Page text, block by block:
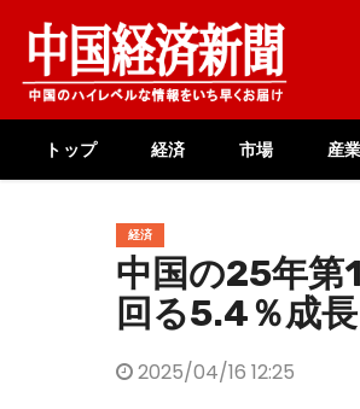
content
トップ 経済 市場 産業
経済
中国の25年第
回る5.4％成長
2025/04/16 12:25